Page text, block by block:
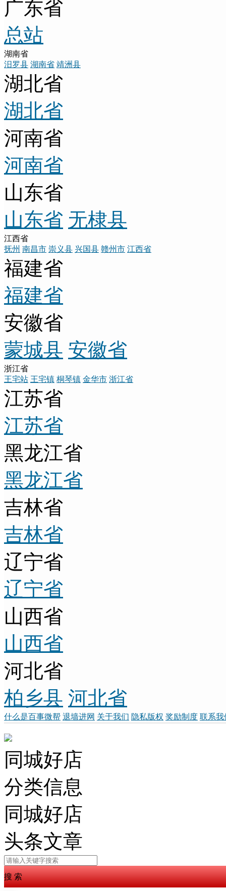
广东省
总站
湖南省
汨罗县 湖南省 靖洲县
湖北省
湖北省
河南省
河南省
山东省
山东省 无棣县
江西省
抚州 南昌市 崇义县 兴国县 赣州市 江西省
福建省
福建省
安徽省
蒙城县 安徽省
浙江省
王宅站 王宅镇 桐琴镇 金华市 浙江省
江苏省
江苏省
黑龙江省
黑龙江省
吉林省
吉林省
辽宁省
辽宁省
山西省
山西省
河北省
柏乡县 河北省
什么是百事微帮 退墙进网 关于我们 隐私版权 奖励制度 联系我
同城好店
分类信息
同城好店
头条文章
搜 索